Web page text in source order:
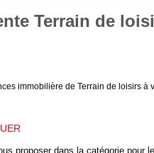
Terrain de
immobilière de Terrain de loisirs
proposer dans la catégorie pour